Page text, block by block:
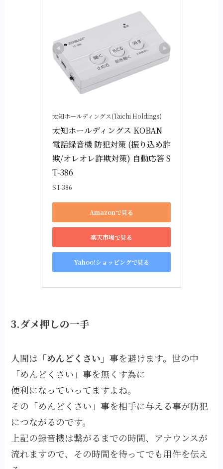
太知ホールディングス(Taichi Holdings)
太知ホールディングス KOBAN
電話録音機 防犯対策 (振り込め詐
欺/オレオレ詐欺対策) 自動応答 S
T-386
ST-386
Amazonで見る
楽天市場で見る
Yahoo!ショッピングで見る
3.ダメ押しの一手
人間は 「めんどくさい」 事を避けます。世の中
「めんどくさい」事を無くす為に
便利になっていってますよね。
その 「めんどくさい」事を相手に与える事が防犯
につながるのです。
上記の録音機は繋がるまでの時間、アナウンスが
流れますので、その時間を待ってでも用件を伝え